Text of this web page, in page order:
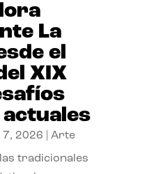
La
el
XIX
7, 2026 Arte
tradicionales